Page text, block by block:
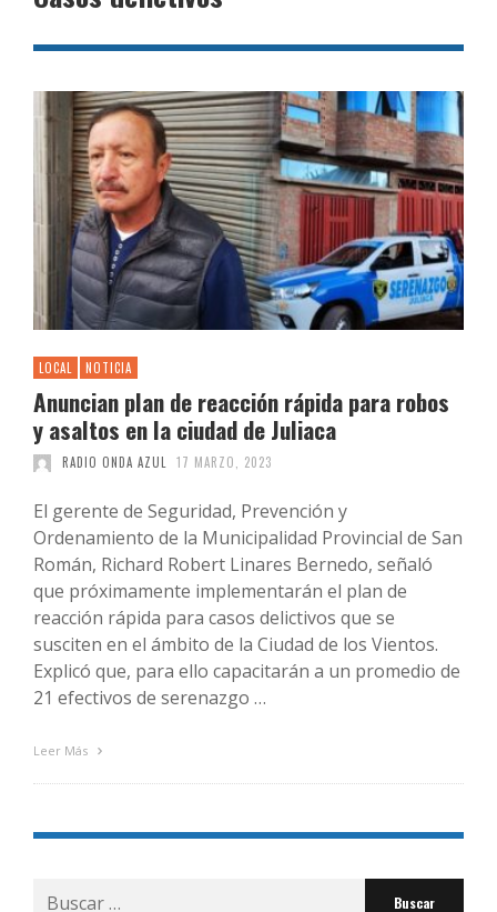
LOCAL NOTICIA
Anuncian plan de reacción rápida para robos
y asaltos en la ciudad de Juliaca
RADIO ONDA AZUL 17 MARZO, 2023
El gerente de Seguridad, Prevención y
Ordenamiento de la Municipalidad Provincial de San
Román, Richard Robert Linares Bernedo, señaló
que próximamente implementarán el plan de
reacción rápida para casos delictivos que se
susciten en el ámbito de la Ciudad de los Vientos.
Explicó que, para ello capacitarán a un promedio de
21 efectivos de serenazgo …
Leer Más
Buscar